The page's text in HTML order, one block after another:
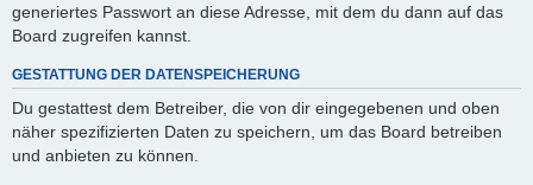
generiertes Passwort an diese Adresse, mit dem du dann auf das
Board zugreifen kannst.
GESTATTUNG DER DATENSPEICHERUNG
Du gestattest dem Betreiber, die von dir eingegebenen und oben
näher spezifizierten Daten zu speichern, um das Board betreiben
und anbieten zu können.